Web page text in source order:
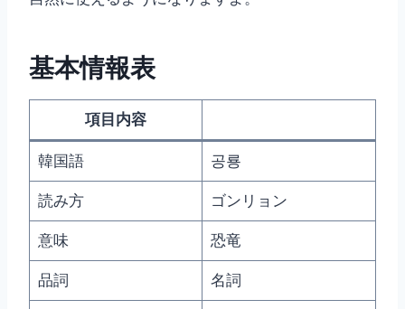
基本情報表
項目内容
韓国語 공룡
読み方 ゴンリョン
意味 恐竜
品詞 名詞